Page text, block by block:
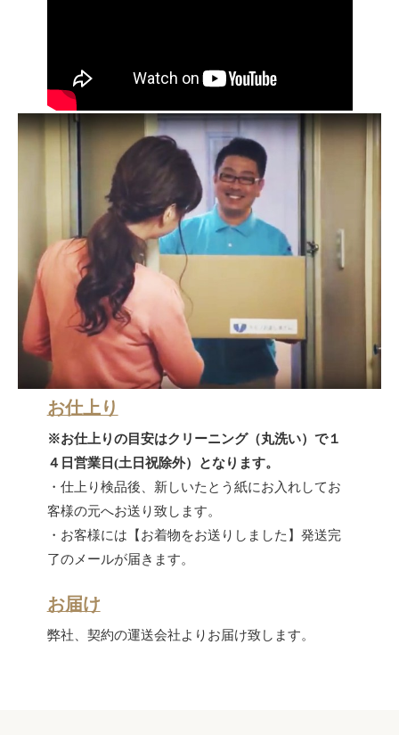
お仕上り
※お仕上りの目安はクリーニング（丸洗い）で１
４日営業日(土日祝除外）となります。
・仕上り検品後、新しいたとう紙にお入れしてお
客様の元へお送り致します。
・お客様には【お着物をお送りしました】発送完
了のメールが届きます。
お届け
弊社、契約の運送会社よりお届け致します。